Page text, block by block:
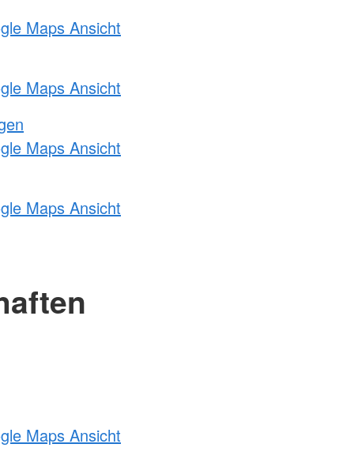
Maps Ansicht
Maps Ansicht
Maps Ansicht
Maps Ansicht
Maps Ansicht